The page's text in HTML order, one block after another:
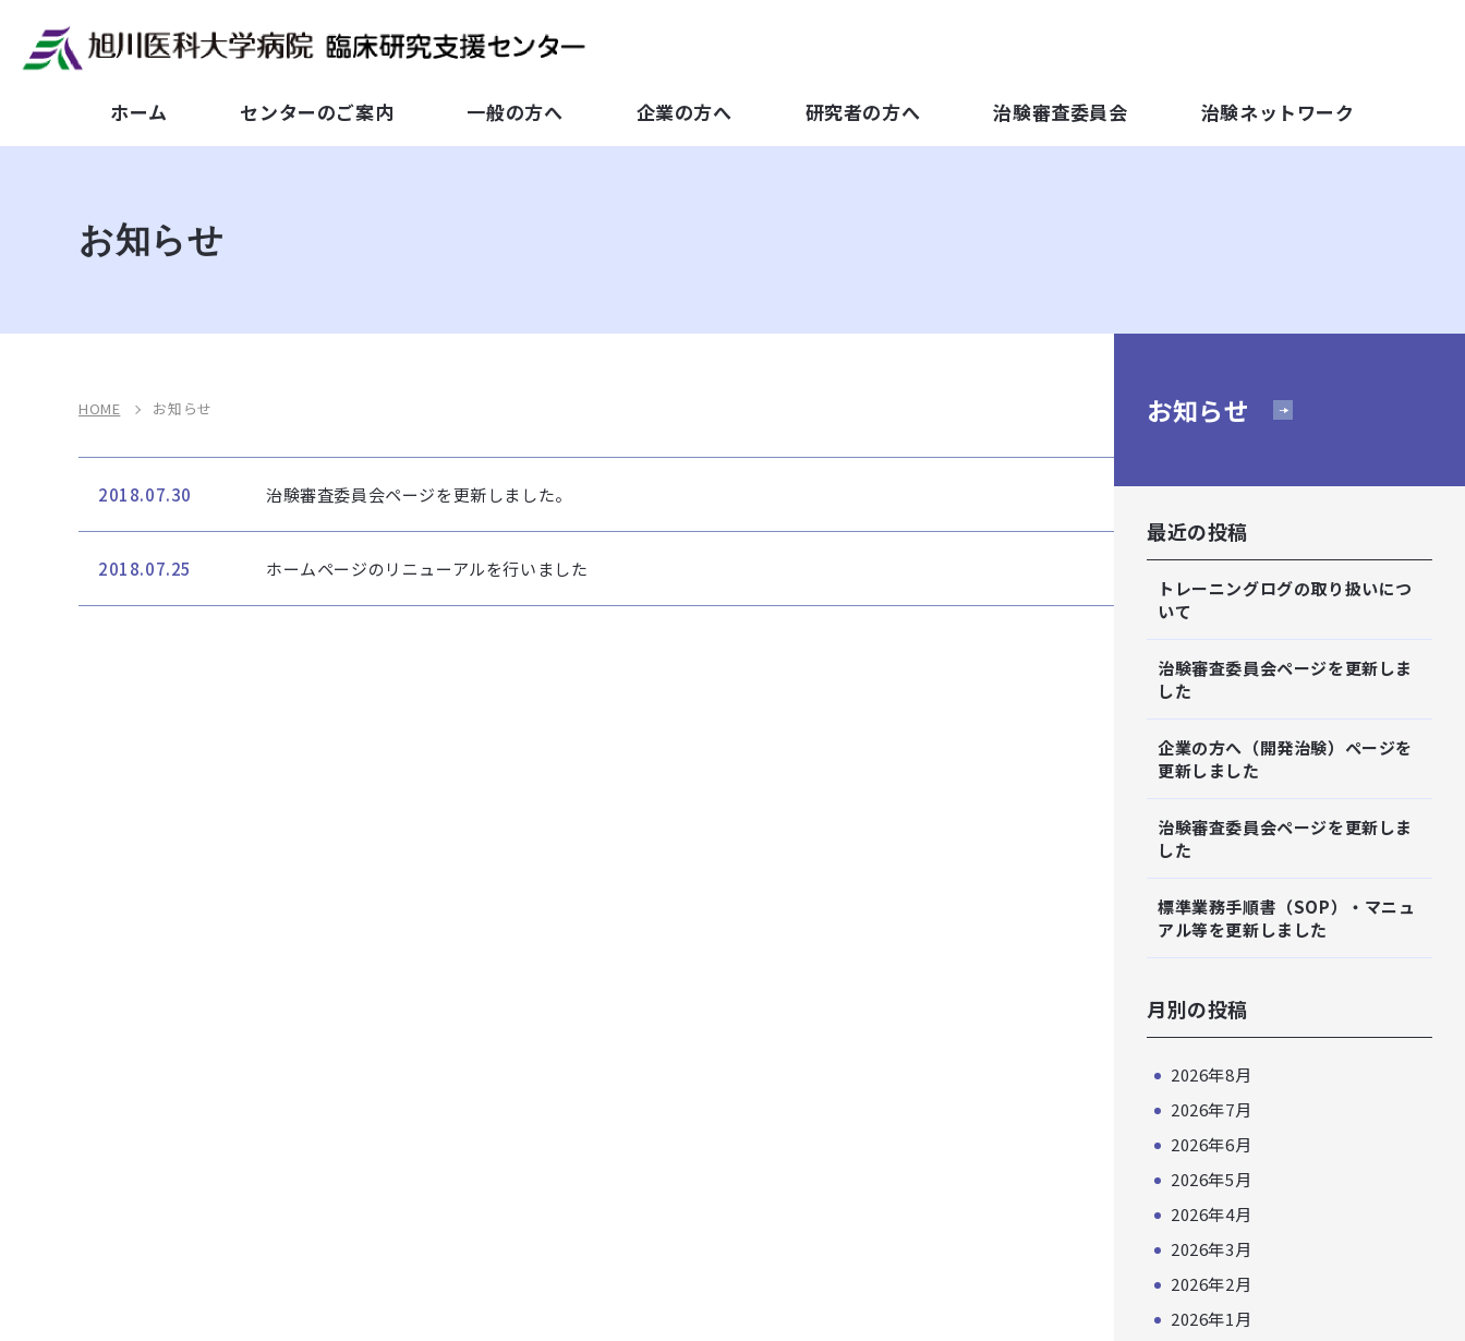
ホーム センターのご案内 一般の方へ 企業の方へ 研究者の方へ 治験審査委員会 治験ネットワーク
お知らせ
HOME お知らせ
2018.07.30 治験審査委員会ページを更新しました。
2018.07.25 ホームページのリニューアルを行いました
お知らせ
最近の投稿
トレーニングログの取り扱いにつ
いて
治験審査委員会ページを更新しま
した
企業の方へ（開発治験）ページを
更新しました
治験審査委員会ページを更新しま
した
標準業務手順書（SOP）・マニュ
アル等を更新しました
月別の投稿
2026年8月
2026年7月
2026年6月
2026年5月
2026年4月
2026年3月
2026年2月
2026年1月